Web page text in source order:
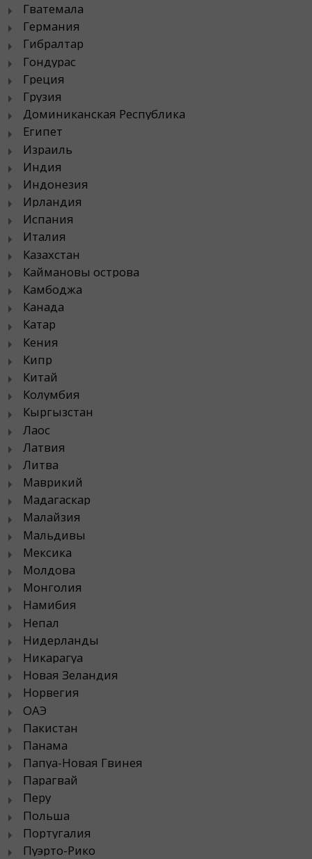
Гватемала
Германия
Гибралтар
Гондурас
Греция
Грузия
Доминиканская Республика
Египет
Израиль
Индия
Индонезия
Ирландия
Испания
Италия
Казахстан
Каймановы острова
Камбоджа
Канада
Катар
Кения
Кипр
Китай
Колумбия
Кыргызстан
Лаос
Латвия
Литва
Маврикий
Мадагаскар
Малайзия
Мальдивы
Мексика
Молдова
Монголия
Намибия
Непал
Нидерланды
Никарагуа
Новая Зеландия
Норвегия
ОАЭ
Пакистан
Панама
Папуа-Новая Гвинея
Парагвай
Перу
Польша
Португалия
Пуэрто-Рико